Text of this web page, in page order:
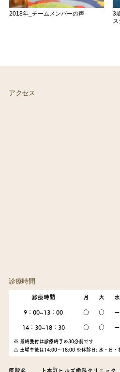
2018年_チームメンバーの声
3
ス
アクセス
診療時間
診療時間 月 火 水
9：00~13：00 ○ ○ ー
14：30~18：30 ○ ○ ー
※ 最終受付は診療終了の30分前です
△ 土曜午後は14:00～18:00 ※休診日: 水・日・
医院名 上本町ヒルズ歯科クリニック